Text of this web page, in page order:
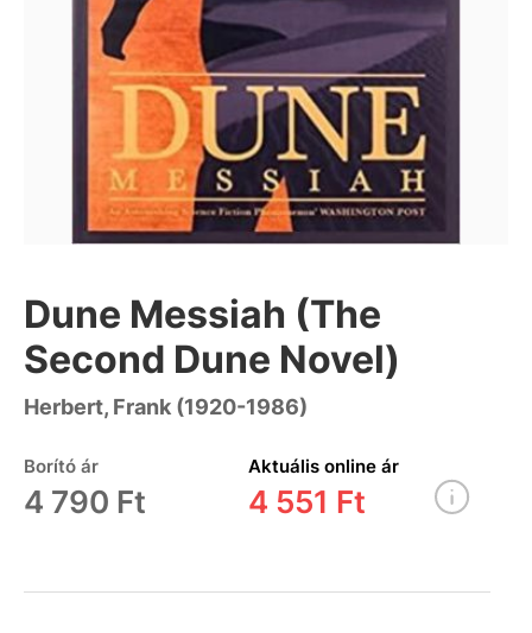
Dune Messiah (The
Second Dune Novel)
Herbert, Frank (1920-1986)
Borító ár
4 790 Ft
Aktuális online ár
4 551 Ft